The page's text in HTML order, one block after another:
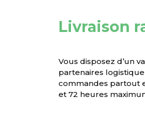
Livraison
Vous disposez d’un
partenaires
commandes partout
et 72 heures